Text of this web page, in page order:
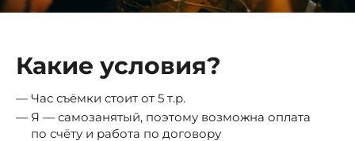
Какие условия?
Час съёмки стоит от 5 т.р.
Я — самозанятый, поэтому возможна оплата
по счёту и работа по договору